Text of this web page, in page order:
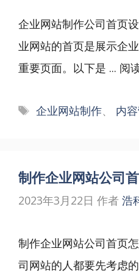
企业网站制作公司首页
业网站的首页是展示企
重要页面。以下是 ... 阅
标
企业网站制作、 内
制作企业网站公司
2023年3月22日 作者 浩
制作企业网站公司首页
司网站的人都要先考虑